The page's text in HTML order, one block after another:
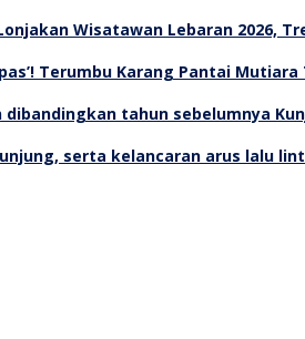
Wisatawan Lebaran 2026,
Terumbu Karang Pantai Mutiara